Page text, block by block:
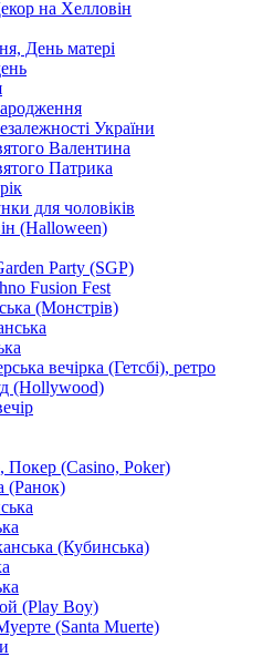
на Хелловін
День матері
України
Валентина
Патрика
для чоловіків
(Halloween)
Party (SGP)
Fusion Fest
(Монстрів)
вечірка (Гетсбі), ретро
(Hollywood)
Покер (Casino, Poker)
(Ранок)
(Кубинська)
(Play Boy)
(Santa Muerte)